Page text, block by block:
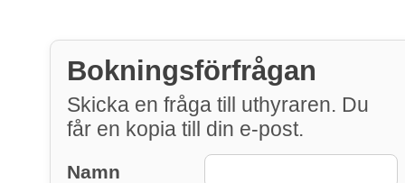
Bokningsförfrågan
Skicka en fråga till uthyraren. Du
får en kopia till din e-post.
Namn